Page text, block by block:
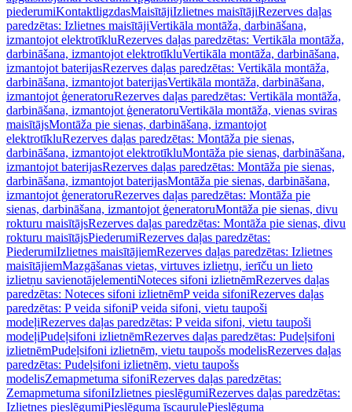
piederumiKontaktligzdasMaisītājiIzlietnes maisītājiRezerves daļas
paredzētas: Izlietnes maisītājiVertikāla montāža, darbināšana,
izmantojot elektrotīkluRezerves daļas paredzētas: Vertikāla montāža,
darbināšana, izmantojot elektrotīkluVertikāla montāža, darbināšana,
izmantojot baterijasRezerves daļas paredzētas: Vertikāla montāža,
darbināšana, izmantojot baterijasVertikāla montāža, darbināšana,
izmantojot ģeneratoruRezerves daļas paredzētas: Vertikāla montāža,
darbināšana, izmantojot ģeneratoruVertikāla montāža, vienas sviras
maisītājsMontāža pie sienas, darbināšana, izmantojot
elektrotīkluRezerves daļas paredzētas: Montāža pie sienas,
darbināšana, izmantojot elektrotīkluMontāža pie sienas, darbināšana,
izmantojot baterijasRezerves daļas paredzētas: Montāža pie sienas,
darbināšana, izmantojot baterijasMontāža pie sienas, darbināšana,
izmantojot ģeneratoruRezerves daļas paredzētas: Montāža pie
sienas, darbināšana, izmantojot ģeneratoruMontāža pie sienas, divu
rokturu maisītājsRezerves daļas paredzētas: Montāža pie sienas, divu
rokturu maisītājsPiederumiRezerves daļas paredzētas:
PiederumiIzlietnes maisītājiemRezerves daļas paredzētas: Izlietnes
maisītājiemMazgāšanas vietas, virtuves izlietņu, ierīču un lieto
izlietņu savienotājelementiNoteces sifoni izlietnēmRezerves daļas
paredzētas: Noteces sifoni izlietnēmP veida sifoniRezerves daļas
paredzētas: P veida sifoniP veida sifoni, vietu taupoši
modeļiRezerves daļas paredzētas: P veida sifoni, vietu taupoši
modeļiPudeļsifoni izlietnēmRezerves daļas paredzētas: Pudeļsifoni
izlietnēmPudeļsifoni izlietnēm, vietu taupošs modelisRezerves daļas
paredzētas: Pudeļsifoni izlietnēm, vietu taupošs
modelisZemapmetuma sifoniRezerves daļas paredzētas:
Zemapmetuma sifoniIzlietnes pieslēgumiRezerves daļas paredzētas:
Izlietnes pieslēgumiPieslēguma īscaurulePieslēguma